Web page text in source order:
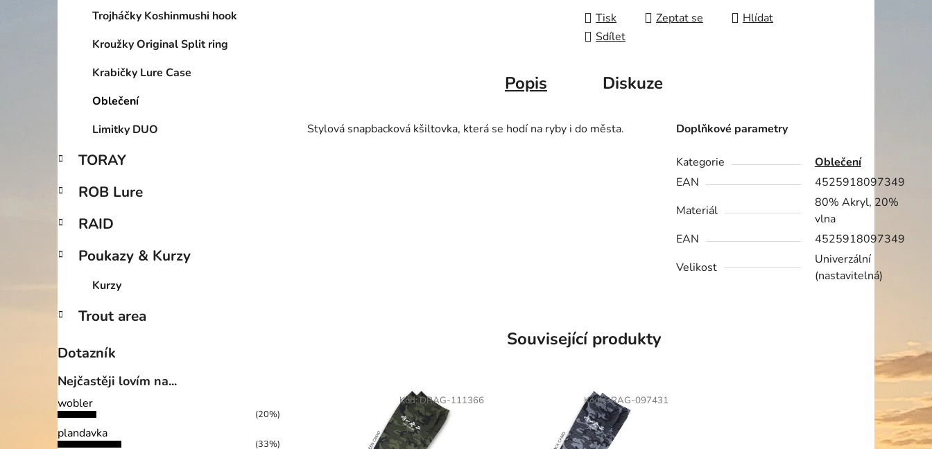
Trojháčky Koshinmushi hook
Kroužky Original Split ring
Krabičky Lure Case
Oblečení
Limitky DUO
TORAY
ROB Lure
RAID
Poukazy & Kurzy
Kurzy
Trout area
Dotazník
Nejčastěji lovím na...
wobler
(20%)
plandavka
(33%)
Tisk Zeptat se
Hlídat
Sdílet
Popis Diskuze
Stylová snapbacková kšiltovka, která se hodí na ryby i do města. Doplňkové parametry
Kategorie
Oblečení
EAN
4525918097349
Materiál
80% Akryl, 20%
vlna
EAN
4525918097349
Velikost
Univerzální
(nastavitelná)
Související produkty
Kód:DRAG-111366 Kód:DRAG-097431